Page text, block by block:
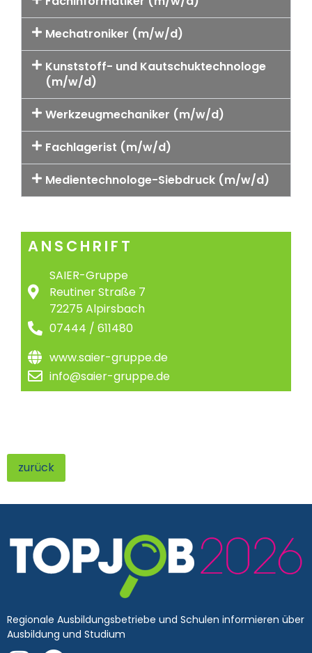
Mechatroniker (m/w/d)
Kunststoff- und Kautschuktechnologe
(m/w/d)
Werkzeugmechaniker (m/w/d)
Fachlagerist (m/w/d)
Medientechnologe-Siebdruck (m/w/d)
ANSCHRIFT
SAIER-Gruppe
Reutiner Straße 7
72275 Alpirsbach
07444 / 611480
www.saier-gruppe.de
info@saier-gruppe.de
zurück
Regionale Ausbildungsbetriebe und Schulen informieren über
Ausbildung und Studium